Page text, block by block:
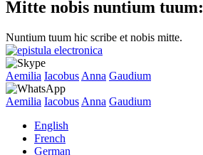
Mitte nobis nuntium tuum:
Nuntium tuum hic scribe et nobis mitte.
Aemilia Iacobus Anna Gaudium
Aemilia Iacobus Anna Gaudium
English
French
German